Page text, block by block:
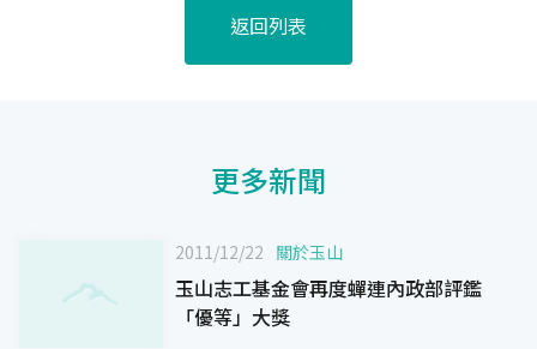
返回列表
更多新聞
2011/12/22 關於玉山
玉山志工基金會再度蟬連內政部評鑑
「優等」大獎